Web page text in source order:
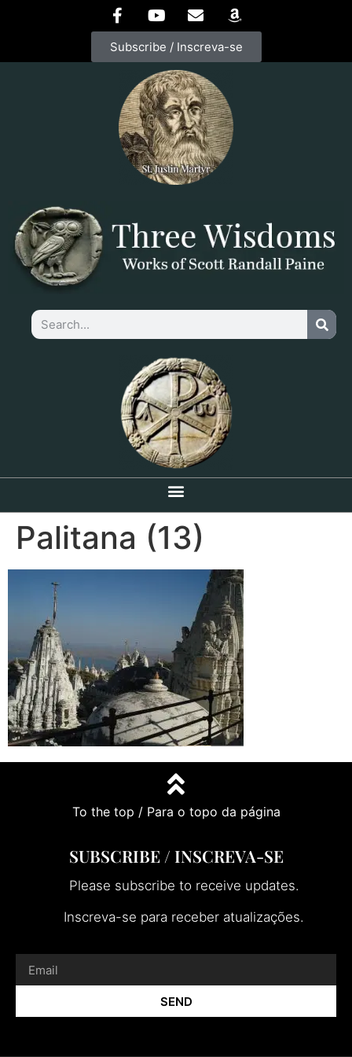
Subscribe / Inscreva-se
Palitana (13)
To the top / Para o topo da página
SUBSCRIBE / INSCREVA-SE
Please subscribe to receive updates.
Inscreva-se para receber atualizações.
SEND